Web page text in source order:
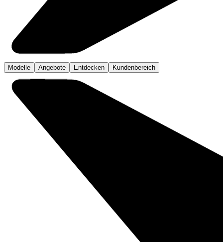
Modelle Angebote Entdecken Kundenbereich